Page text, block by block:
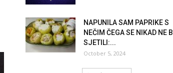
NAPUNILA SAM PAPRIKE S
NEČIM ČEGA SE NIKAD NE BI
SJETILI:...
October 5, 2024